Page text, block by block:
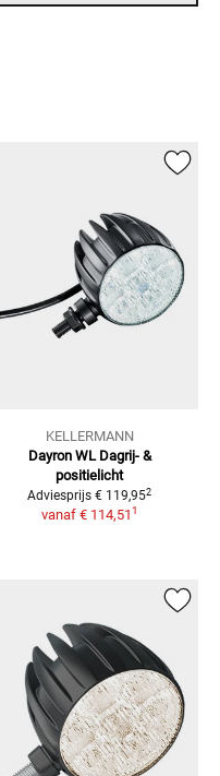
KELLERMANN
Dayron WL Dagrij- &
positielicht
Adviesprijs € 119,952
vanaf € 114,511